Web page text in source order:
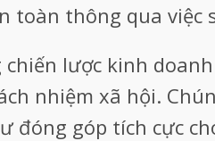
toàn thông qua
lược kinh
nhiệm xã hội.
góp tích cực